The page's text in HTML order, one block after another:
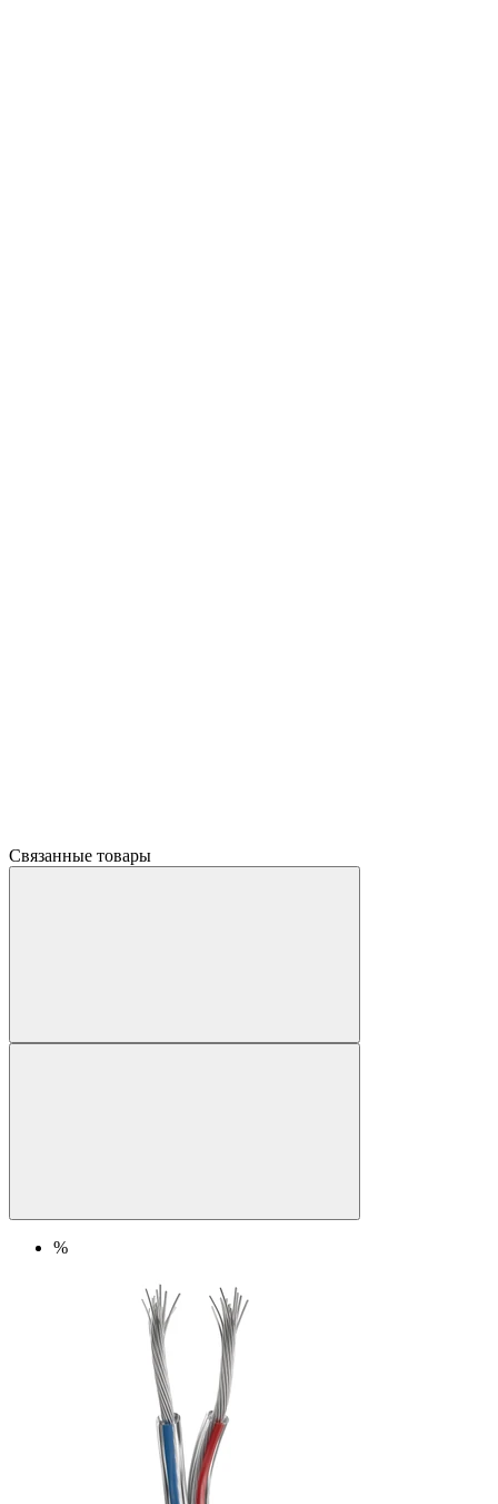
Связанные товары
%